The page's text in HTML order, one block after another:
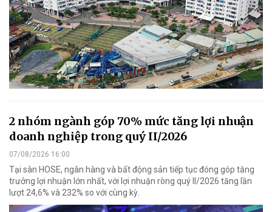
2 nhóm ngành góp 70% mức tăng lợi nhuận
doanh nghiệp trong quý II/2026
07/08/2026 16:00
Tại sàn HOSE, ngân hàng và bất động sản tiếp tục đóng góp tăng
trưởng lợi nhuận lớn nhất, với lợi nhuận ròng quý II/2026 tăng lần
lượt 24,6% và 232% so với cùng kỳ.